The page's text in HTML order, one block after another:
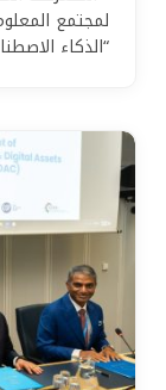
“الذكاء